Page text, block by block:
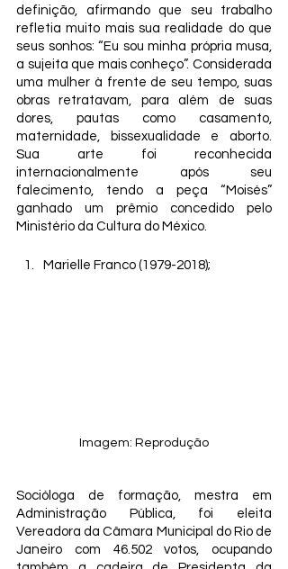
definição, afirmando que seu trabalho
refletia muito mais sua realidade do que
seus sonhos: “Eu sou minha própria musa,
a sujeita que mais conheço”. Considerada
uma mulher à frente de seu tempo, suas
obras retratavam, para além de suas
dores, pautas como casamento,
maternidade, bissexualidade e aborto.
Sua arte foi reconhecida
internacionalmente após seu
falecimento, tendo a peça “Moisés”
ganhado um prêmio concedido pelo
Ministério da Cultura do México.
Marielle Franco (1979-2018);
Imagem: Reprodução
Socióloga de formação, mestra em
Administração Pública, foi eleita
Vereadora da Câmara Municipal do Rio de
Janeiro com 46.502 votos, ocupando